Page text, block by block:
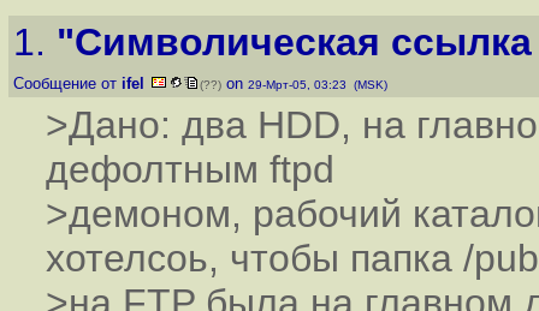
1. "Символическая ссылка
Сообщение от ifel (??) on 29-Мрт-05, 03:23 (MSK)
>Дано: два HDD, на
дефолтным ftpd
>демоном, рабочий
хотелсоь, чтобы папка /pub